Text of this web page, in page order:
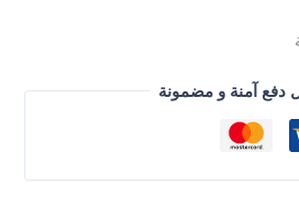
دفع آمنة و مضمونة